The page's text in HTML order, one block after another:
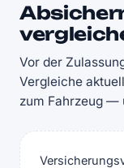
Vor der
Vergleiche
zum Fahrzeug —